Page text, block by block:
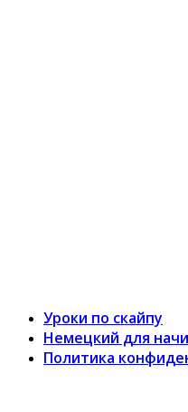
Уроки по скайпу
Немецкий для
Политика